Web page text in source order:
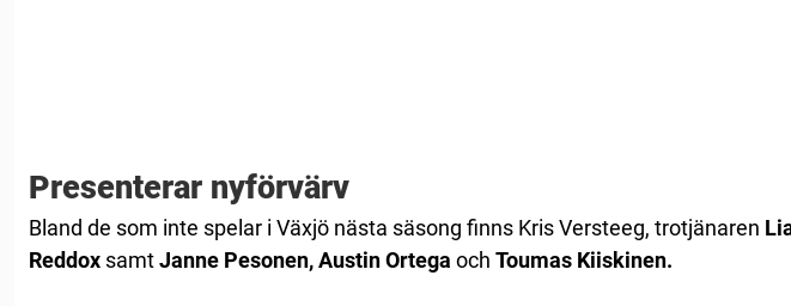
Presenterar nyförvärv
Bland de som inte spelar i Växjö nästa säsong finns Kris Versteeg, trotjänaren
Reddox samtJanne Pesonen, Austin Ortega och Toumas Kiiskinen.